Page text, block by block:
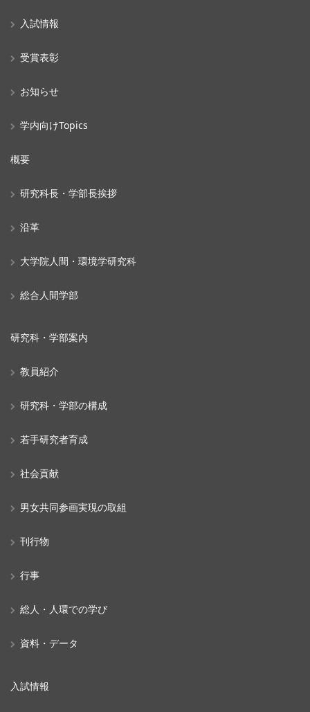
入試情報
受賞表彰
お知らせ
学内向けTopics
概要
研究科長・学部長挨拶
沿革
大学院人間・環境学研究科
総合人間学部
研究科・学部案内
教員紹介
研究科・学部の構成
若手研究者育成
社会貢献
男女共同参画実現の取組
刊行物
行事
総人・人環での学び
資料・データ
入試情報